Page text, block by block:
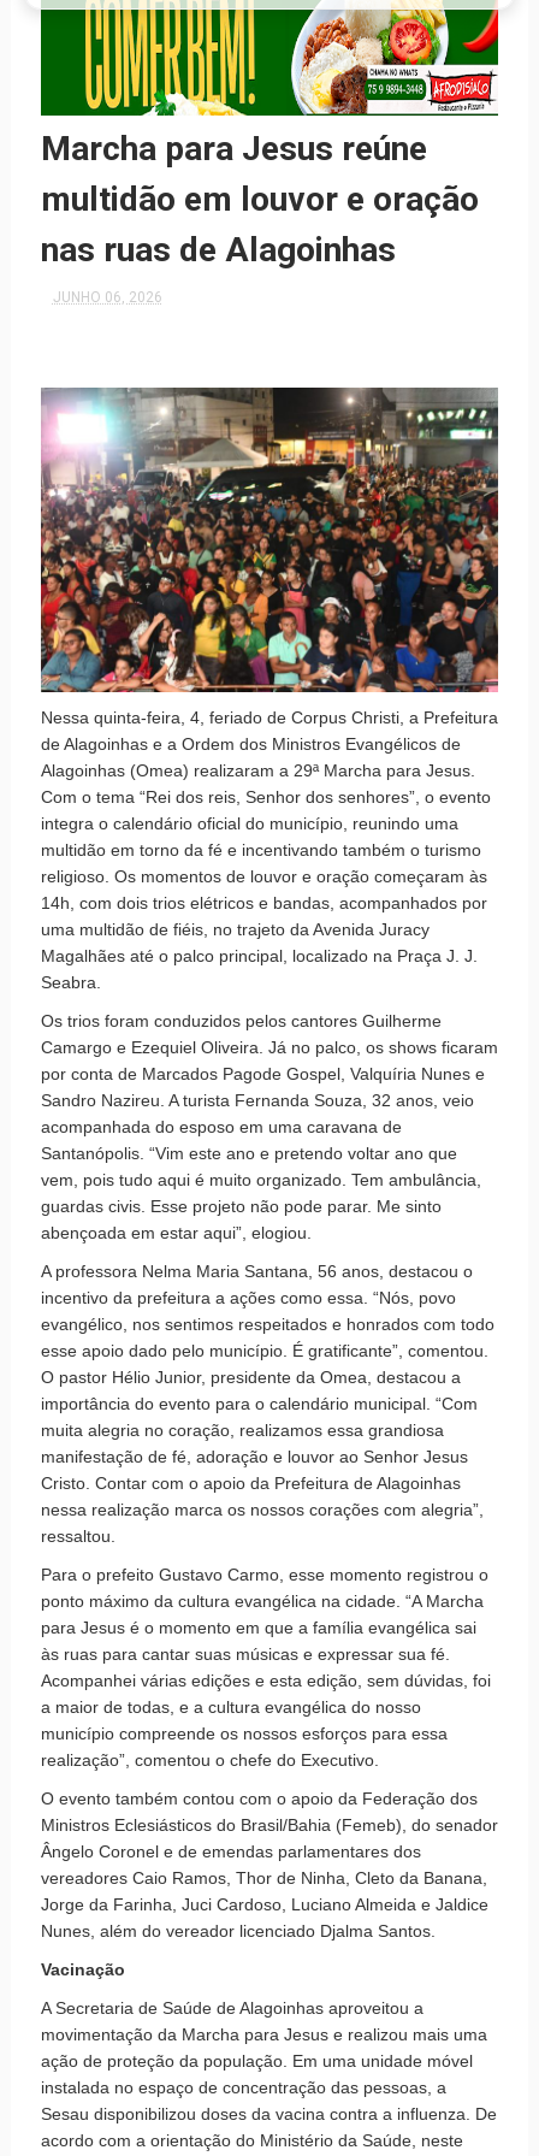
Marcha para Jesus reúne
multidão em louvor e oração
nas ruas de Alagoinhas
JUNHO 06, 2026
Nessa quinta-feira, 4, feriado de Corpus Christi, a Prefeitura
de Alagoinhas e a Ordem dos Ministros Evangélicos de
Alagoinhas (Omea) realizaram a 29ª Marcha para Jesus.
Com o tema “Rei dos reis, Senhor dos senhores”, o evento
integra o calendário oficial do município, reunindo uma
multidão em torno da fé e incentivando também o turismo
religioso. Os momentos de louvor e oração começaram às
14h, com dois trios elétricos e bandas, acompanhados por
uma multidão de fiéis, no trajeto da Avenida Juracy
Magalhães até o palco principal, localizado na Praça J. J.
Seabra.
Os trios foram conduzidos pelos cantores Guilherme
Camargo e Ezequiel Oliveira. Já no palco, os shows ficaram
por conta de Marcados Pagode Gospel, Valquíria Nunes e
Sandro Nazireu. A turista Fernanda Souza, 32 anos, veio
acompanhada do esposo em uma caravana de
Santanópolis. “Vim este ano e pretendo voltar ano que
vem, pois tudo aqui é muito organizado. Tem ambulância,
guardas civis. Esse projeto não pode parar. Me sinto
abençoada em estar aqui”, elogiou.
A professora Nelma Maria Santana, 56 anos, destacou o
incentivo da prefeitura a ações como essa. “Nós, povo
evangélico, nos sentimos respeitados e honrados com todo
esse apoio dado pelo município. É gratificante”, comentou.
O pastor Hélio Junior, presidente da Omea, destacou a
importância do evento para o calendário municipal. “Com
muita alegria no coração, realizamos essa grandiosa
manifestação de fé, adoração e louvor ao Senhor Jesus
Cristo. Contar com o apoio da Prefeitura de Alagoinhas
nessa realização marca os nossos corações com alegria”,
ressaltou.
Para o prefeito Gustavo Carmo, esse momento registrou o
ponto máximo da cultura evangélica na cidade. “A Marcha
para Jesus é o momento em que a família evangélica sai
às ruas para cantar suas músicas e expressar sua fé.
Acompanhei várias edições e esta edição, sem dúvidas, foi
a maior de todas, e a cultura evangélica do nosso
município compreende os nossos esforços para essa
realização”, comentou o chefe do Executivo.
O evento também contou com o apoio da Federação dos
Ministros Eclesiásticos do Brasil/Bahia (Femeb), do senador
Ângelo Coronel e de emendas parlamentares dos
vereadores Caio Ramos, Thor de Ninha, Cleto da Banana,
Jorge da Farinha, Juci Cardoso, Luciano Almeida e Jaldice
Nunes, além do vereador licenciado Djalma Santos.
Vacinação
A Secretaria de Saúde de Alagoinhas aproveitou a
movimentação da Marcha para Jesus e realizou mais uma
ação de proteção da população. Em uma unidade móvel
instalada no espaço de concentração das pessoas, a
Sesau disponibilizou doses da vacina contra a influenza. De
acordo com a orientação do Ministério da Saúde, neste